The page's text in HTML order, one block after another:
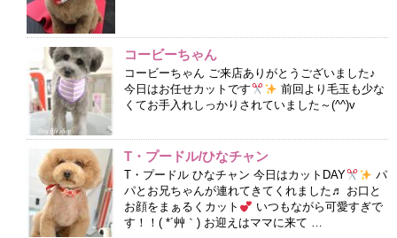
コービーちゃん
コービーちゃん ご来店ありがとうございました♪
今日はお任せカットです
前回より毛玉も少な
くてお手入れしっかりされていました～(^^)v
T・プードル/ひなチャン
T・プードル ひなチャン 今日はカットDAY
パ
パとお兄ちゃんが連れてきてくれました♬ お口と
お顔をまぁるくカット
いつもながら可愛すぎで
す！！( *´艸｀) お迎えはママに来て …